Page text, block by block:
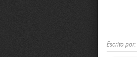
Escrito por: